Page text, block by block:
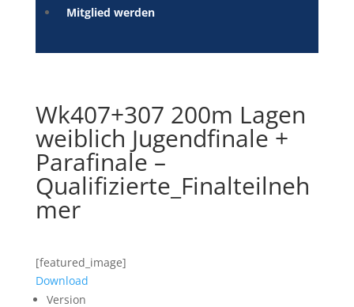
Mitglied werden
Wk407+307 200m Lagen
weiblich Jugendfinale +
Parafinale –
Qualifizierte_Finalteilneh
mer
[featured_image]
Download
Version